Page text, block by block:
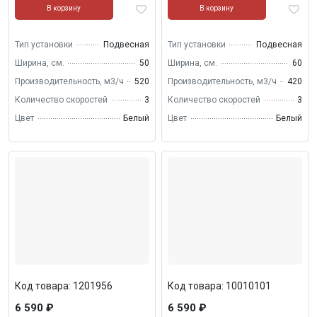
В корзину
Тип установки
Подвесная
Ширина, см.
50
Производительность, м3/ч
520
Количество скоростей
3
Цвет
Белый
В корзину
Тип установки
Подвесная
Ширина, см.
60
Производительность, м3/ч
420
Количество скоростей
3
Цвет
Белый
Код товара: 1201956
6 590 ₽
Код товара: 10010101
6 590 ₽